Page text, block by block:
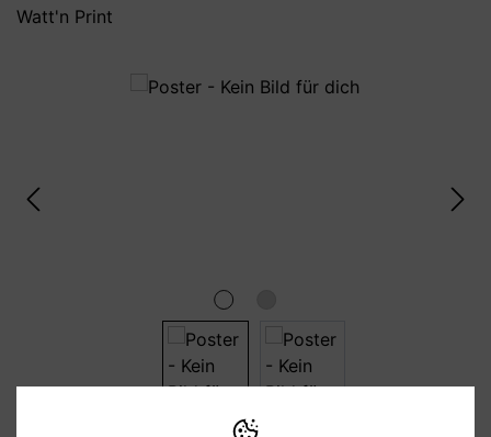
Watt'n Print
Bildergalerie überspringen